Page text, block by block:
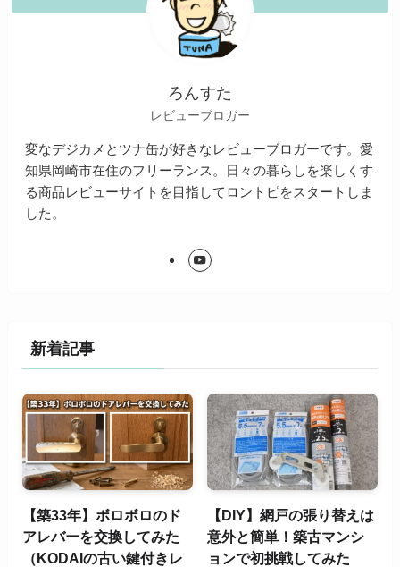
ろんすた
レビューブロガー
変なデジカメとツナ缶が好きなレビューブロガーです。愛
知県岡崎市在住のフリーランス。日々の暮らしを楽しくす
る商品レビューサイトを目指してロントピをスタートしま
した。
新着記事
【築33年】ボロボロのド
アレバーを交換してみた
（KODAIの古い鍵付きレ
【DIY】網戸の張り替えは
意外と簡単！築古マンシ
ョンで初挑戦してみた